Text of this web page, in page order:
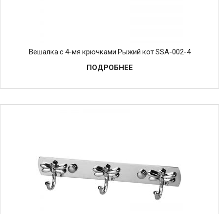
Вешалка с 4-мя крючками Рыжий кот SSA-002-4
ПОДРОБНЕЕ